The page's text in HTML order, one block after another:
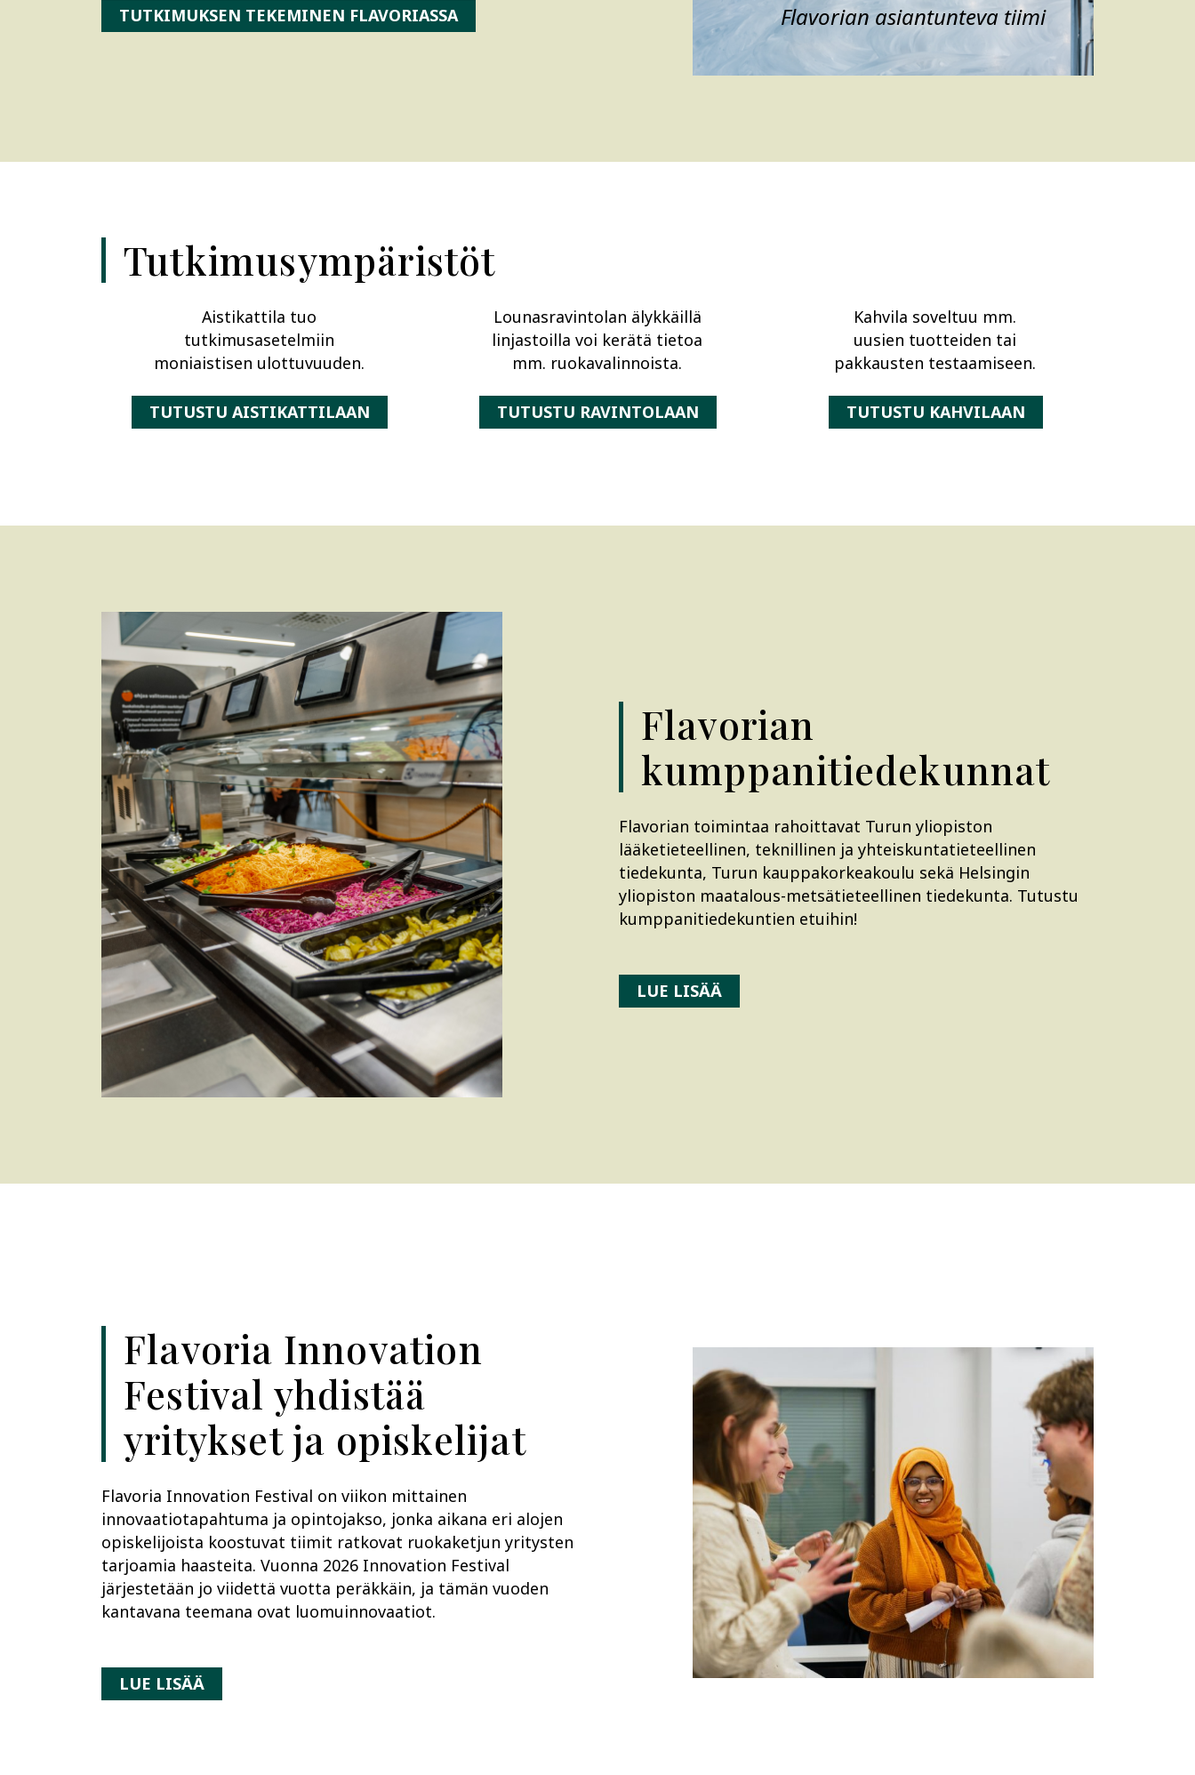
TUTKIMUKSEN TEKEMINEN FLAVORIASSA
Flavorian asiantunteva tiimi
Tutkimusympäristöt
Aistikattila tuo
tutkimusasetelmiin
moniaistisen ulottuvuuden.
TUTUSTU AISTIKATTILAAN
Lounasravintolan älykkäillä
linjastoilla voi kerätä tietoa
mm. ruokavalinnoista.
TUTUSTU RAVINTOLAAN
Kahvila soveltuu mm.
uusien tuotteiden tai
pakkausten testaamiseen.
TUTUSTU KAHVILAAN
Flavorian
kumppanitiedekunnat
Flavorian toimintaa rahoittavat Turun yliopiston
lääketieteellinen, teknillinen ja yhteiskuntatieteellinen
tiedekunta, Turun kauppakorkeakoulu sekä Helsingin
yliopiston maatalous-metsätieteellinen tiedekunta. Tutustu
kumppanitiedekuntien etuihin!
LUE LISÄÄ
Flavoria Innovation
Festival yhdistää
yritykset ja opiskelijat
Flavoria Innovation Festival on viikon mittainen
innovaatiotapahtuma ja opintojakso, jonka aikana eri alojen
opiskelijoista koostuvat tiimit ratkovat ruokaketjun yritysten
tarjoamia haasteita. Vuonna 2026 Innovation Festival
järjestetään jo viidettä vuotta peräkkäin, ja tämän vuoden
kantavana teemana ovat luomuinnovaatiot.
LUE LISÄÄ